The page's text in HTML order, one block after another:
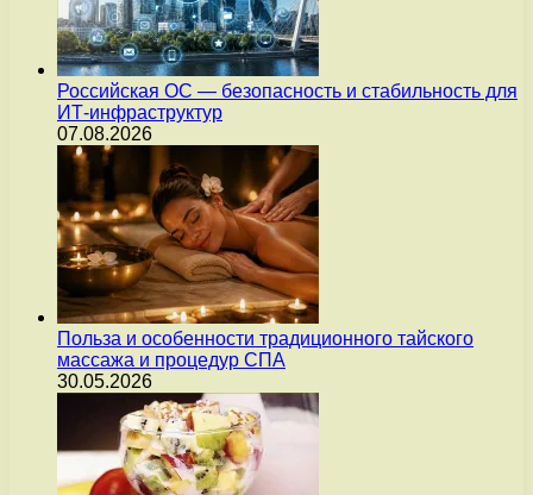
Российская ОС — безопасность и стабильность для
ИТ-инфраструктур
07.08.2026
Польза и особенности традиционного тайского
массажа и процедур СПА
30.05.2026